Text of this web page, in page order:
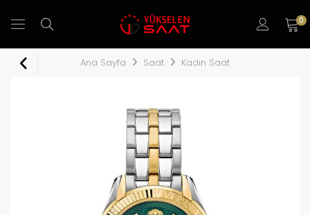
0
Ana Sayfa Saat Kadın Saat